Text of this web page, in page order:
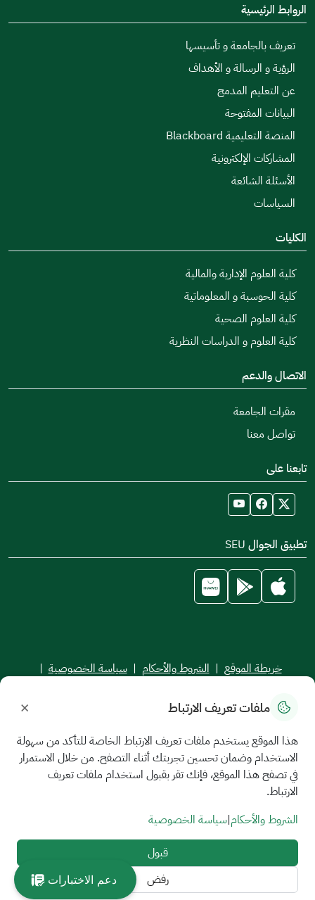
الروابط الرئيسية
تعريف بالجامعة و تأسيسها
الرؤية و الرسالة و الأهداف
عن التعليم المدمج
البيانات المفتوحة
المنصة التعليمية Blackboard
المشاركات الإلكترونية
الأسئلة الشائعة
السياسات
الكليات
كلية العلوم الإدارية والمالية
كلية الحوسبة و المعلوماتية
كلية العلوم الصحية
كلية العلوم و الدراسات النظرية
الاتصال والدعم
مقرات الجامعة
تواصل معنا
تابعنا على
تطبيق الجوال SEU
خريطة الموقع | الشروط والأحكام | سياسة الخصوصية |
جميع الحقوق محفوظة للجامعة السعودية الإلكترونية © 2026
ملفات تعريف الارتباط ×
هذا الموقع يستخدم ملفات تعريف الارتباط الخاصة للتأكد من سهولة
الاستخدام وضمان تحسين تجربتك أثناء التصفح. من خلال الاستمرار
في تصفح هذا الموقع، فإنك تقر بقبول استخدام ملفات تعريف
الارتباط.
الشروط والأحكام|سياسة الخصوصية
قبول
رفض
دعم الاختبارات